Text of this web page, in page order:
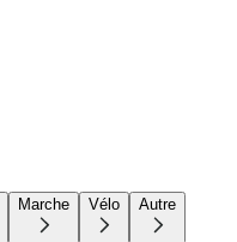
Marche Vélo Autre